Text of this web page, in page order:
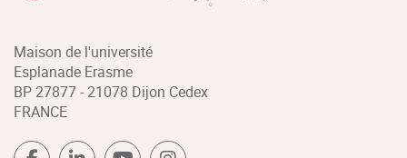
Maison de l'université
Esplanade Erasme
BP 27877 - 21078 Dijon Cedex
FRANCE